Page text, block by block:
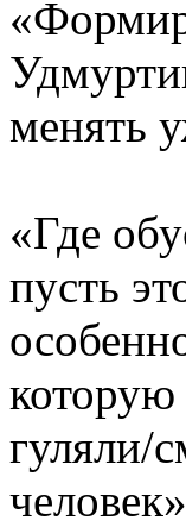
менять
«Где
пусть
которую
гуляли/